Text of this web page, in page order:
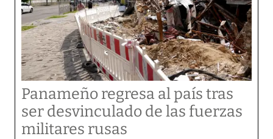
Panameño regresa al país tras
ser desvinculado de las fuerzas
militares rusas